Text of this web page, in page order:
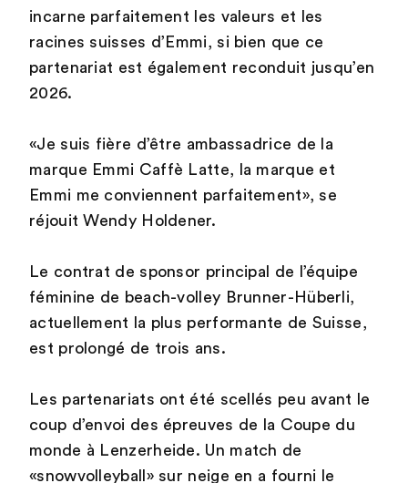
incarne parfaitement les valeurs et les
racines suisses d’Emmi, si bien que ce
partenariat est également reconduit jusqu’en
2026.
«Je suis fière d’être ambassadrice de la
marque Emmi Caffè Latte, la marque et
Emmi me conviennent parfaitement», se
réjouit Wendy Holdener.
Le contrat de sponsor principal de l’équipe
féminine de beach-volley Brunner-Hüberli,
actuellement la plus performante de Suisse,
est prolongé de trois ans.
Les partenariats ont été scellés peu avant le
coup d’envoi des épreuves de la Coupe du
monde à Lenzerheide. Un match de
«snowvolleyball» sur neige en a fourni le